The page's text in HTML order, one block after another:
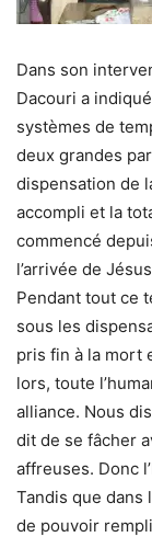
Dans son
Dacouri a
systèmes de
deux grandes
dispensation de
accompli et la
commencé
l’arrivée de
Pendant tout ce
sous les
pris fin à la mort
lors, toute
alliance. Nous
dit de se fâcher
affreuses. Donc
Tandis que dans
de pouvoir